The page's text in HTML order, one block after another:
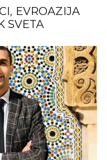
EVROAZIJA
SVETA